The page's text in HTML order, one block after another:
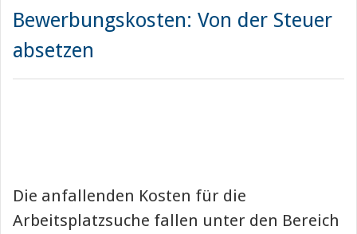
Bewerbungskosten: Von der Steuer
absetzen
Die anfallenden Kosten für die
Arbeitsplatzsuche fallen unter den Bereich